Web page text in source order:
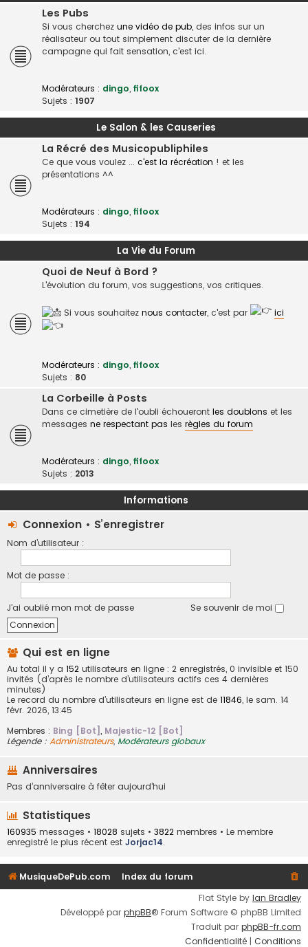
Les Pubs
Si vous cherchez une vidéo de pub, des infos sur un
réalisateur ou tout simplement discuter de la dernière
campagne qui fait sensation, c'est ici.
Modérateurs : dingo, fifoox
Sujets : 1907
Le Salon & les Causeries
La Récré des Musicopubliphiles
Ce que vous voulez ... c'est la récréation ! et les
présentations ^^
Modérateurs : dingo, fifoox
Sujets : 194
La Vie du Forum
Quoi de Neuf à Bord ?
L'évolution du forum, vos suggestions, vos critiques.
Si vous souhaitez nous contacter, c'est par ici
Modérateurs : dingo, fifoox
Sujets : 80
La Corbeille à Posts
Dans ce cimetière de l'oubli échoueront les doublons et les
messages ne respectant pas les règles du forum
Modérateurs : dingo, fifoox
Sujets : 2013
Informations
Connexion • S’enregistrer
Nom d’utilisateur :
Mot de passe :
J’ai oublié mon mot de passe Se souvenir de moi
Qui est en ligne
Au total il y a 152 utilisateurs en ligne : 2 enregistrés, 0 invisible et 150
invités (d’après le nombre d’utilisateurs actifs ces 4 dernières
minutes)
Le record du nombre d’utilisateurs en ligne est de 11846, le sam. 14
févr. 2026, 13:45
Membres : Bing [Bot], Majestic-12 [Bot]
Légende : Administrateurs, Modérateurs globaux
Anniversaires
Pas d’anniversaire à fêter aujourd’hui
Statistiques
160935 messages • 18028 sujets • 3822 membres • Le membre
enregistré le plus récent est Jorjac14.
MusiqueDePub.com
Index du forum
Flat Style by Ian Bradley
Développé par phpBB® Forum Software © phpBB Limited
Traduit par phpBB-fr.com
Confidentialité | Conditions